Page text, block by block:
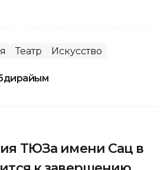
Театр Искусство
ТЮЗа имени Сац в